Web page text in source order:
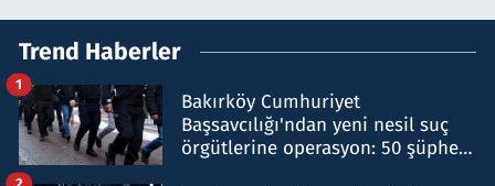
Trend Haberler
Bakırköy Cumhuriyet
Başsavcılığı'ndan yeni nesil suç
örgütlerine operasyon: 50 şüpheli
1